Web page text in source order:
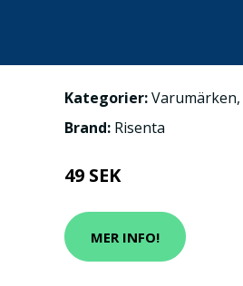
Kategorier:Varumärken,
Brand: Risenta
49 SEK
MER INFO!